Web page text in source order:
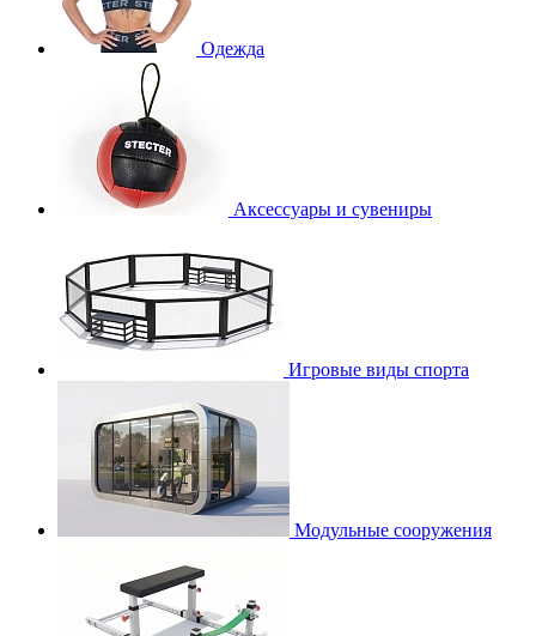
Одежда
Аксессуары и сувениры
Игровые виды спорта
Модульные сооружения